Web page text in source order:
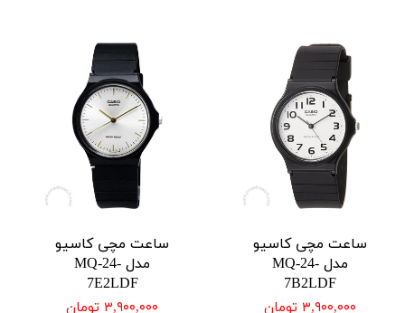
ساعت مچی کاسیو
مدل MQ-24-
7B2LDF
۳,۹۰۰,۰۰۰ تومان
ساعت مچی کاسیو
مدل MQ-24-
7E2LDF
۳,۹۰۰,۰۰۰ تومان